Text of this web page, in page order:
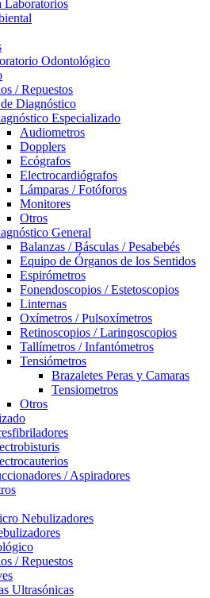
Laboratorios
Odontológico
/ Repuestos
Diagnóstico
Especializado
Audiometros
Dopplers
Ecógrafos
Electrocardiógrafos
Lámparas / Fotóforos
Monitores
Otros
General
Balanzas / Básculas / Pesabebés
Equipo de Órganos de los Sentidos
Espirómetros
Fonendoscopios / Estetoscopios
Linternas
Oxímetros / Pulsoxímetros
Retinoscopios / Laringoscopios
Tallímetros / Infantómetros
Tensiómetros
Brazaletes Peras y Camaras
Tensiometros
Otros
/ Aspiradores
Nebulizadores
/ Repuestos
Ultrasónicas